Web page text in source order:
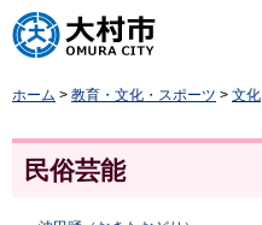
大村市
ホーム > 教育・文化・スポーツ > 文化
民俗芸能